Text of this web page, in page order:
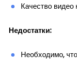
Качество видео
Недостатки:
Необходимо,